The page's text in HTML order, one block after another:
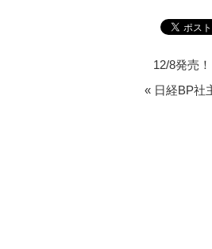
12/8発売
« 日経BP社